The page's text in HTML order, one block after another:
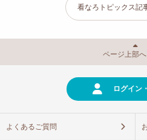
看なろトピックス記
ページ上部
ログイン
よくあるご質問